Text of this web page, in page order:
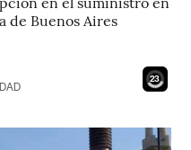
de Buenos Aires
21